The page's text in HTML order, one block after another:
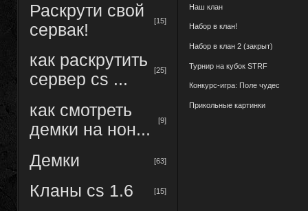
Раскрути свой
сервак!
[15]
как раскрутить
сервер cs ...
[25]
как смотреть
демки на нон...
[9]
Демки [63]
Кланы cs 1.6 [15]
Наш клан
Набор в клан!
Набор в клан 2 (закрыт)
Турнир на кубок STRF
Конкурс-игра: Поле чудес
Прикольные картинки